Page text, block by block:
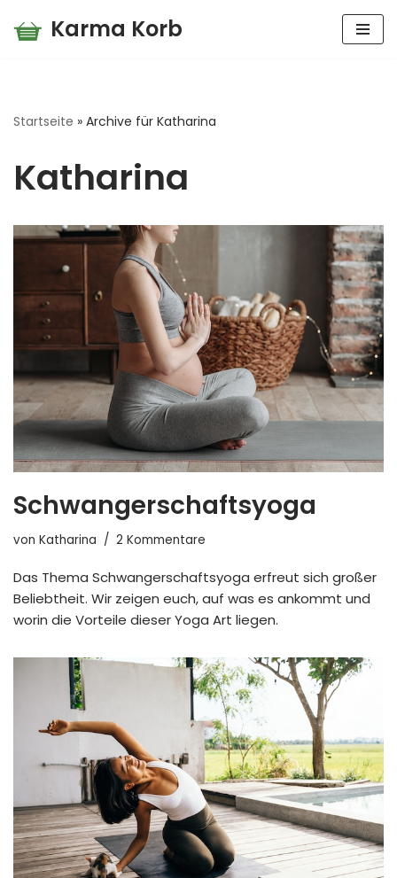
Karma Korb
Startseite » Archive für Katharina
Katharina
Schwangerschaftsyoga
von Katharina 2 Kommentare
Das Thema Schwangerschaftsyoga erfreut sich großer
Beliebtheit. Wir zeigen euch, auf was es ankommt und
worin die Vorteile dieser Yoga Art liegen.